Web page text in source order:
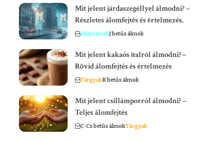
Mit jelent járdaszegéllyel álmodni? –
Részletes álomfejtés és értelmezés.
HelyszínekJ betűs álmok
Mit jelent kakaós italról álmodni? –
Rövid álomfejtés és értelmezés
TárgyakK betűs álmok
Mit jelent csillámporról álmodni? –
Teljes álomfejtés
C-Cs betűs álmokTárgyak